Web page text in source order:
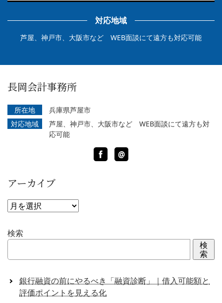
対応地域
芦屋、神戸市、大阪市など WEB面談にて遠方も対応可能
長岡会計事務所
所在地
兵庫県芦屋市
対応地域
芦屋、神戸市、大阪市など WEB面談にて遠方も対
応可能
Facebook
LINE
@
アーカイブ
ア
カ
イ
検索
検
索
銀行融資の前にやるべき「融資診断」｜借入可能額と
評価ポイントを見える化